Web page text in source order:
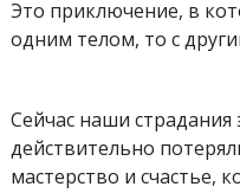
Это приключение, в
одним телом, то с
Сейчас наши
действительно
мacтepcтвo и счастье,